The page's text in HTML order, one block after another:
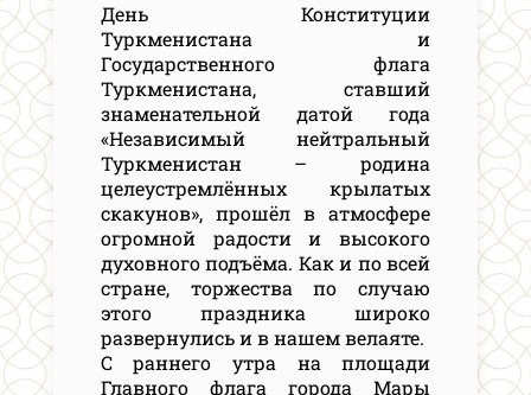
День Конституции
Туркменистана и
Государственного флага
Туркменистана, ставший
знаменательной датой года
«Независимый нейтральный
Туркменистан – родина
целеустремлённых крылатых
скакунов», прошёл в атмосфере
огромной радости и высокого
духовного подъёма. Как и по всей
стране, торжества по случаю
этого праздника широко
развернулись и в нашем велаяте.
С раннего утра на площади
Главного флага города Мары